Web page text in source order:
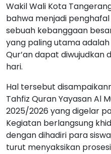
Wakil Wali Kota
bahwa menjadi
sebuah kebanggaan
yang paling utama
Qur’an dapat diwujudkan
hari.
Hal tersebut
Tahfiz Quran Yayasan Al
2025/2026 yang digelar
Kegiatan berlangsung
dengan dihadiri para
turut menyaksikan